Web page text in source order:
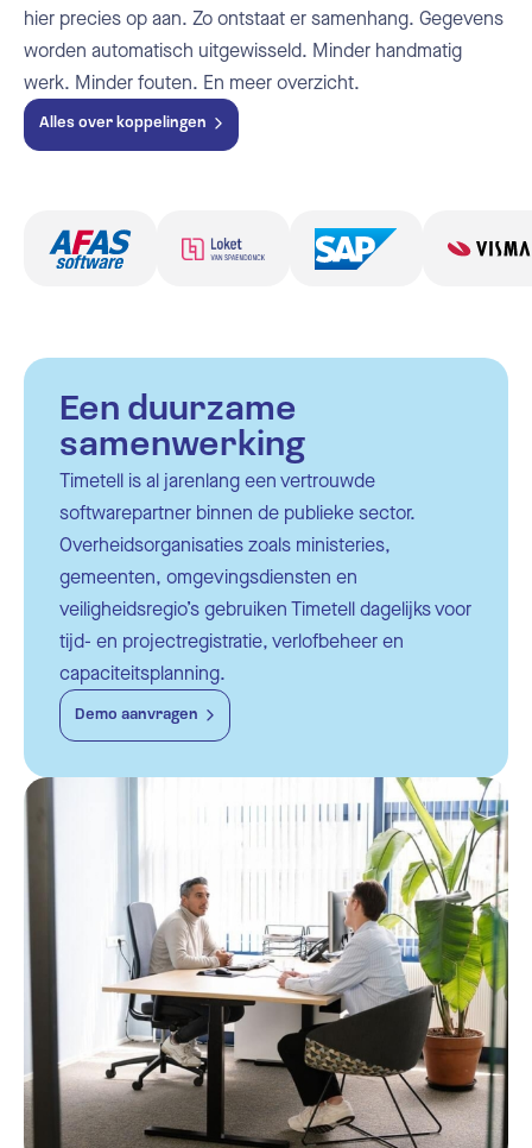
hier precies op aan. Zo ontstaat er samenhang. Gegevens
worden automatisch uitgewisseld. Minder handmatig
werk. Minder fouten. En meer overzicht.
Alles over koppelingen
Een duurzame
samenwerking
Timetell is al jarenlang een vertrouwde
softwarepartner binnen de publieke sector.
Overheidsorganisaties zoals ministeries,
gemeenten, omgevingsdiensten en
veiligheidsregio’s gebruiken Timetell dagelijks voor
tijd- en projectregistratie, verlofbeheer en
capaciteitsplanning.
Demo aanvragen